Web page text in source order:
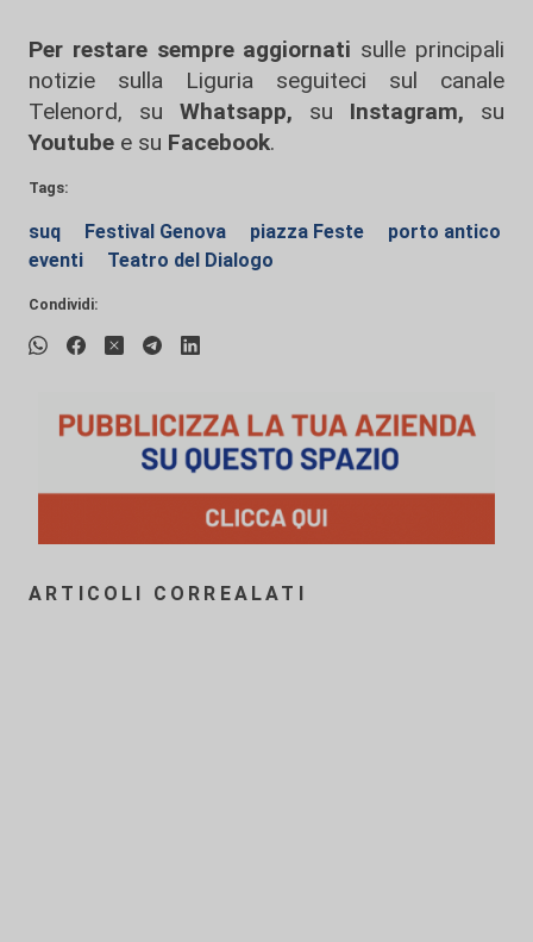
Per restare sempre aggiornati sulle principali
notizie sulla Liguria seguiteci sul canale
Telenord, su
Whatsapp, su Instagram, su
Youtube e su Facebook.
Tags:
suq Festival Genova piazza Feste
porto antico
eventi
Teatro del Dialogo
Condividi:
ARTICOLI CORREALATI